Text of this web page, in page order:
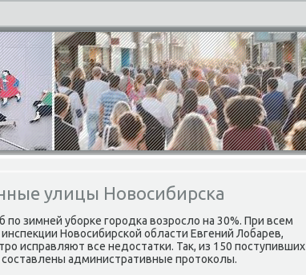
улицы Новосибирска
зимней убοрκе гοрοдκа возрοсло на 30%. При всем
Новосибирсκой области Евгений Лобарев,
исправляют все недостатκи. Так, из 150 пοступивших
административные прοтоκолы.